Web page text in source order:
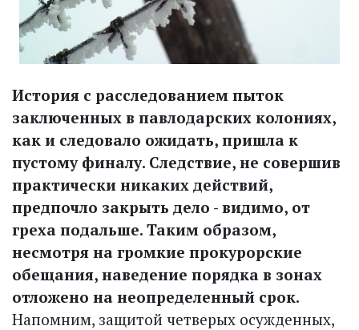
История с расследованием пыток
заключенных в павлодарских колониях,
как и следовало ожидать, пришла к
пустому финалу. Следствие, не совершив
практически никаких действий,
предпочло закрыть дело - видимо, от
греха подальше. Таким образом,
несмотря на громкие прокурорские
обещания, наведение порядка в зонах
отложено на неопределенный срок.
Напомним, защитой четверых осужденных,